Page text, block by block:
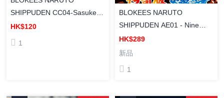
SHIPPUDEN CC04-Sasuke
Uchiha 布魯可 [超越版] 火影
忍者 博人傳 CC04 宇智波佐助
HK$120
1
BLOKEES NARUTO
SHIPPUDEN AE01 - Nine
Tails (Kurama) 布魯可 [傳奇
版] 火影忍者 博人傳 AE01 九
HK$289
新品
1